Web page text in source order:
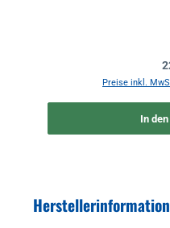
Preise inkl.
In